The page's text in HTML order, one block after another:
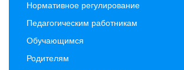
Нормативное регулирование
Педагогическим работникам
Обучающимся
Родителям